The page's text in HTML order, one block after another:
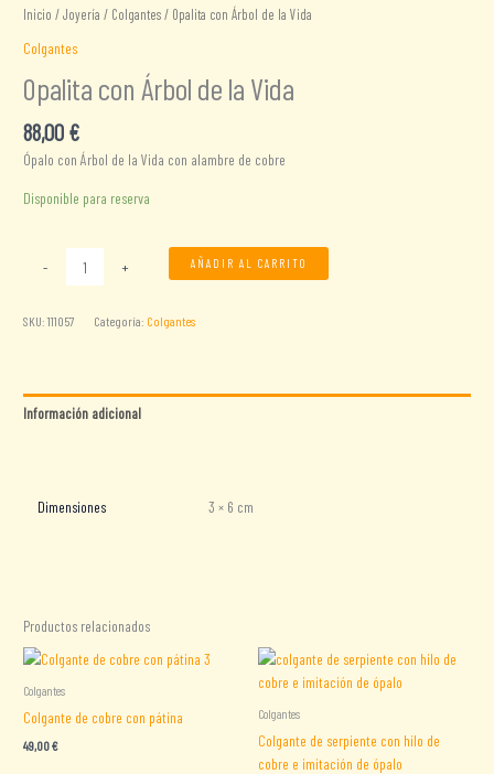
Inicio /Joyería / Colgantes/ Opalita con Árbol de la Vida
Colgantes
Opalita con Árbol de la Vida
88,00 €
Ópalo con Árbol de la Vida con alambre de cobre
Disponible para reserva
-
de
cantidad
+ AÑADIR AL CARRITO
SKU:111057 Categoría: Colgantes
Información adicional
Dimensiones 3 × 6 cm
Productos relacionados
Colgantes
Colgante de cobre con pátina
49,00€
Colgantes
Colgante de serpiente con hilo de
cobre e imitación de ópalo